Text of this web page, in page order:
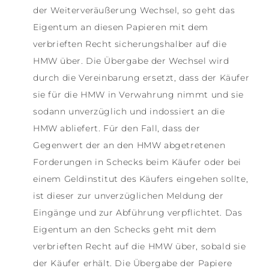
der Weiterveräußerung Wechsel, so geht das
Eigentum an diesen Papieren mit dem
verbrieften Recht sicherungshalber auf die
HMW über. Die Übergabe der Wechsel wird
durch die Vereinbarung ersetzt, dass der Käufer
sie für die HMW in Verwahrung nimmt und sie
sodann unverzüglich und indossiert an die
HMW abliefert. Für den Fall, dass der
Gegenwert der an den HMW abgetretenen
Forderungen in Schecks beim Käufer oder bei
einem Geldinstitut des Käufers eingehen sollte,
ist dieser zur unverzüglichen Meldung der
Eingänge und zur Abführung verpflichtet. Das
Eigentum an den Schecks geht mit dem
verbrieften Recht auf die HMW über, sobald sie
der Käufer erhält. Die Übergabe der Papiere